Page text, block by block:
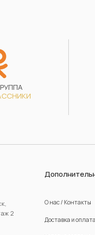
2
О нас / Контакты
Доставка и оплата